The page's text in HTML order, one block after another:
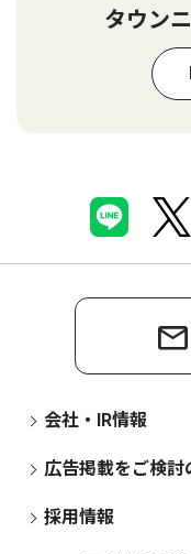
タウン
会社・IR情報
広告掲載をご検討
採用情報